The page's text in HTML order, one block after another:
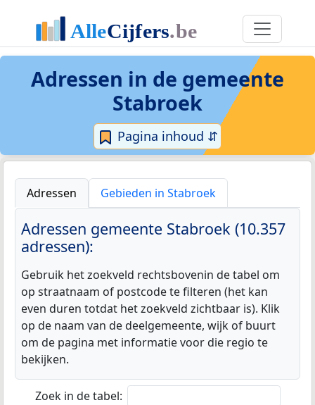
Adressen in de gemeente
Stabroek
Pagina inhoud ⇵
Adressen Gebieden in Stabroek
Adressen gemeente Stabroek (10.357
adressen):
Gebruik het zoekveld rechtsbovenin de tabel om
op straatnaam of postcode te filteren (het kan
even duren totdat het zoekveld zichtbaar is). Klik
op de naam van de deelgemeente, wijk of buurt
om de pagina met informatie voor die regio te
bekijken.
Zoek in de tabel: